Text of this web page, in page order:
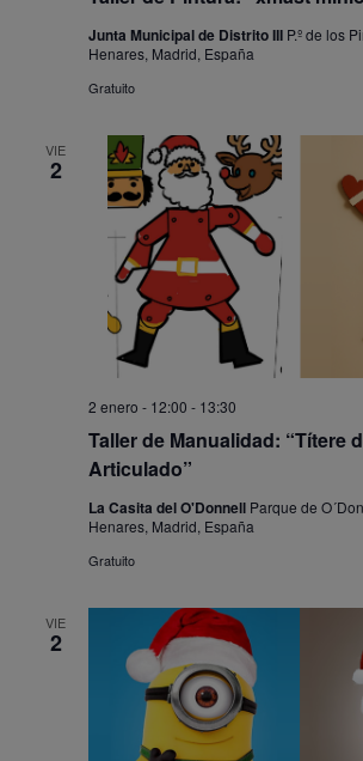
Junta Municipal de Distrito III P.º de los
Henares, Madrid, España
Gratuito
VIE
2
Taller de Manualidad: “Títere
Articulado”
2 enero - 12:00 - 13:30
La Casita del O'Donnell Parque de
Henares, Madrid, España
Gratuito
VIE
2